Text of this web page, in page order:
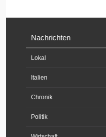
Nachrichten
Lokal
Italien
Chronik
Politik